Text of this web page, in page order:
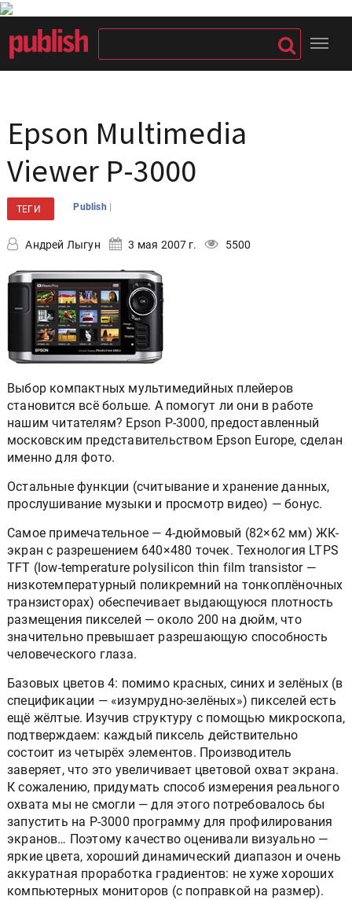
Epson Multimedia
Viewer P-3000
ТЕГИ Publish |
Андрей Лыгун 3 мая 2007 г. 5500
Выбор компактных мультимедийных плейеров
становится всё больше. А помогут ли они в работе
нашим читателям? Epson P-3000, предоставленный
московским представительством Epson Europe, сделан
именно для фото.
Остальные функции (считывание и хранение данных,
прослушивание музыки и просмотр видео) — бонус.
Самое примечательное — 4-дюймовый (82×62 мм) ЖК-
экран с разрешением 640×480 точек. Технология LTPS
TFT (low-temperature polysilicon thin film transistor —
низкотемпературный поликремний на тонкоплёночных
транзисторах) обеспечивает выдающуюся плотность
размещения пикселей — около 200 на дюйм, что
значительно превышает разрешающую способность
человеческого глаза.
Базовых цветов 4: помимо красных, синих и зелёных (в
спецификации — «изумрудно-зелёных») пикселей есть
ещё жёлтые. Изучив структуру с помощью микроскопа,
подтверждаем: каждый пиксель действительно
состоит из четырёх элементов. Производитель
заверяет, что это увеличивает цветовой охват экрана.
К сожалению, придумать способ измерения реального
охвата мы не смогли — для этого потребовалось бы
запустить на P-3000 программу для профилирования
экранов… Поэтому качество оценивали визуально —
яркие цвета, хороший динамический диапазон и очень
аккуратная проработка градиентов: не хуже хороших
компьютерных мониторов (с поправкой на размер).